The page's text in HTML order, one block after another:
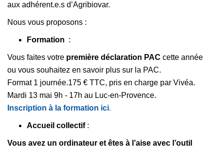
aux adhérent.e.s d’Agribiovar.
Nous vous proposons :
Formation :
Vous faites votre première déclaration PAC cette année
ou vous souhaitez en savoir plus sur la PAC.
Format 1 journée.175 € TTC, pris en charge par Vivéa.
Mardi 13 mai 9h - 17h au Luc-en-Provence.
Inscription à la formation ici.
Accueil collectif:
Vous avez un ordinateur et êtes à l’aise avec l’outil